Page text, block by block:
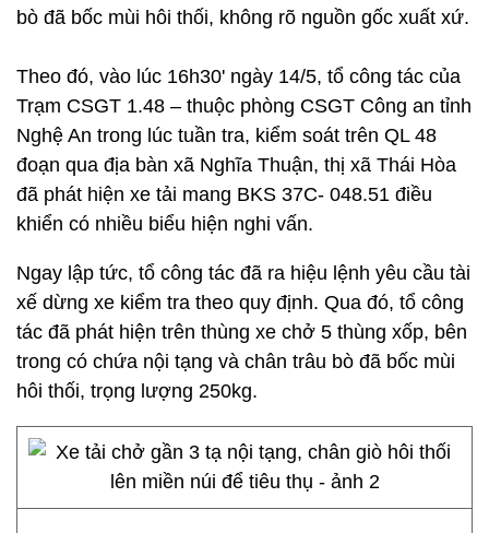
bò đã bốc mùi hôi thối, không rõ nguồn gốc xuất xứ.
Theo đó, vào lúc 16h30' ngày 14/5, tổ công tác của
Trạm CSGT 1.48 – thuộc phòng CSGT Công an tỉnh
Nghệ An trong lúc tuần tra, kiểm soát trên QL 48
đoạn qua địa bàn xã Nghĩa Thuận, thị xã Thái Hòa
đã phát hiện xe tải mang BKS 37C- 048.51 điều
khiển có nhiều biểu hiện nghi vấn.
Ngay lập tức, tổ công tác đã ra hiệu lệnh yêu cầu tài
xế dừng xe kiểm tra theo quy định. Qua đó, tổ công
tác đã phát hiện trên thùng xe chở 5 thùng xốp, bên
trong có chứa nội tạng và chân trâu bò đã bốc mùi
hôi thối, trọng lượng 250kg.